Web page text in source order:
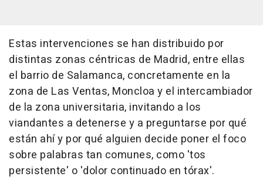
Estas intervenciones se han distribuido por
distintas zonas céntricas de Madrid, entre ellas
el barrio de Salamanca, concretamente en la
zona de Las Ventas, Moncloa y el intercambiador
de la zona universitaria, invitando a los
viandantes a detenerse y a preguntarse por qué
están ahí y por qué alguien decide poner el foco
sobre palabras tan comunes, como 'tos
persistente' o 'dolor continuado en tórax'.